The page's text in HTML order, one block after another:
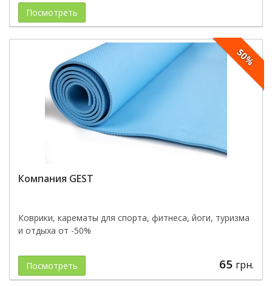
Посмотреть
50%
Компания GEST
Коврики, карематы для спорта, фитнеса, йоги, туризма
и отдыха от -50%
Посмотреть 65 грн.